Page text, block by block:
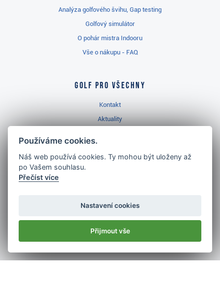
Analýza golfového švihu, Gap testing
Golfový simulátor
O pohár mistra Indooru
Vše o nákupu - FAQ
Golf pro všechny
Kontakt
Aktuality
Golfový slovník
Nejlépe hodnocený
v ČR
Používáme cookies.
Náš web používá cookies. Ty mohou být uloženy až
po Vašem souhlasu.
Přečíst více
Nastavení cookies
Přijmout vše